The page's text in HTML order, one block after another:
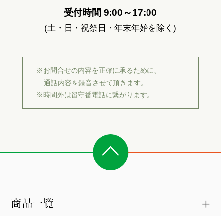
受付時間 9:00～17:00
(土・日・祝祭日・年末年始を除く)
※お問合せの内容を正確に承るために、
通話内容を録音させて頂きます。
※時間外は留守番電話に繋がります。
商品一覧